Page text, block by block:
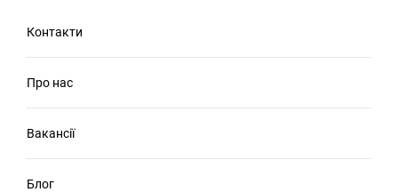
Контакти
Про нас
Вакансії
Блог